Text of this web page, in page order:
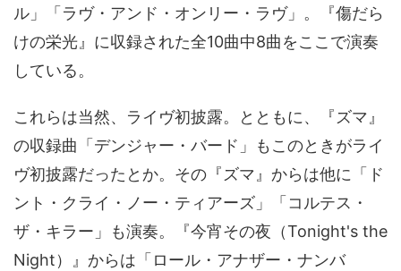
ル」「ラヴ・アンド・オンリー・ラヴ」。『傷だら
けの栄光』に収録された全10曲中8曲をここで演奏
している。
これらは当然、ライヴ初披露。とともに、『ズマ』
の収録曲「デンジャー・バード」もこのときがライ
ヴ初披露だったとか。その『ズマ』からは他に「ド
ント・クライ・ノー・ティアーズ」「コルテス・
ザ・キラー」も演奏。『今宵その夜（Tonight's the
Night）』からは「ロール・アナザー・ナンバ